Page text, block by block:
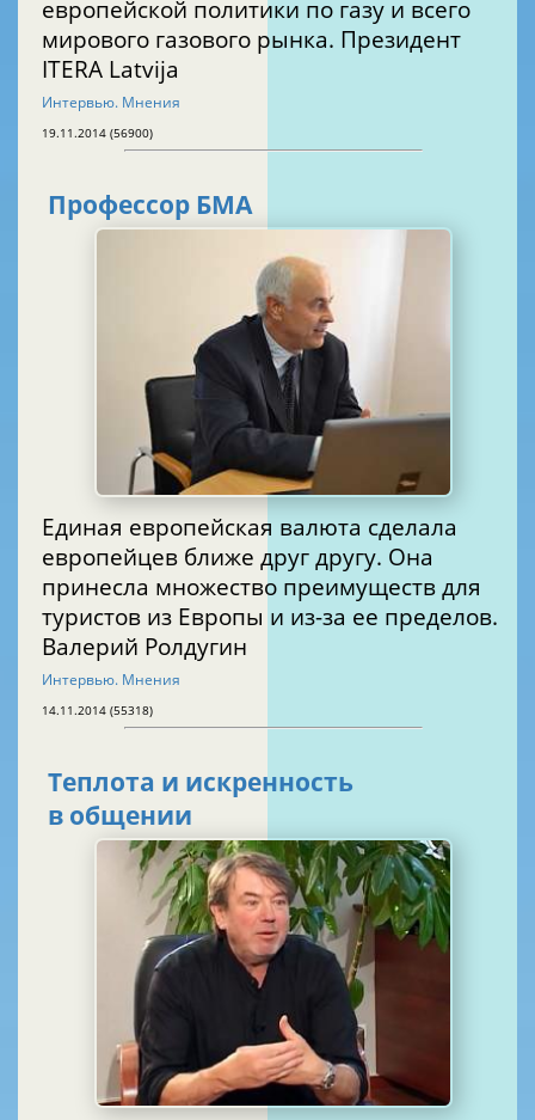
европейской политики по газу и всего
мирового газового рынка. Президент
ITERA Latvija
Интервью. Мнения
19.11.2014 (56900)
Профессор БМА
Единая европейская валюта сделала
европейцев ближе друг другу. Она
принесла множество преимуществ для
туристов из Европы и из-за ее пределов.
Валерий Ролдугин
Интервью. Мнения
14.11.2014 (55318)
Теплота и искренность
в общении